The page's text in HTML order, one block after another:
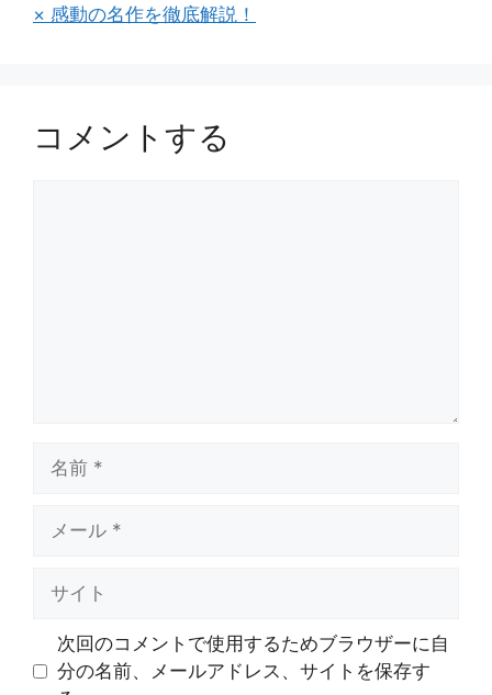
× 感動の名作を徹底解説！
コメントする
次回のコメントで使用するためブラウザーに自
分の名前、メールアドレス、サイトを保存す